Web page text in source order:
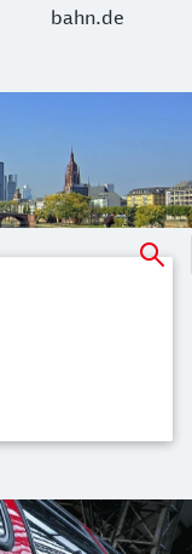
bahn.de